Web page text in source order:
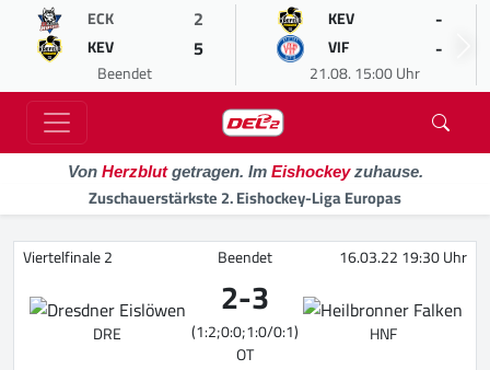
ECK 2
KEV 5
Beendet
KEV -
VIF -
21.08. 15:00 Uhr
Von Herzblutgetragen. Im Eishockeyzuhause.
Zuschauerstärkste 2. Eishockey-Liga Europas
Viertelfinale 2 Beendet 16.03.22 19:30 Uhr
DRE
2-3
(1:2;0:0;1:0/0:1)
OT
HNF